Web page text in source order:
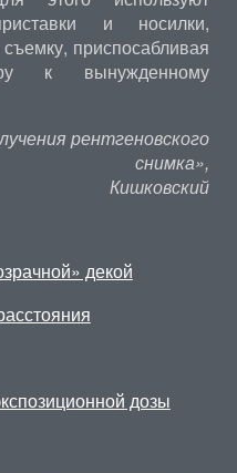
и носилки,
приспосабливая
к вынужденному
рентгеновского
снимка»,
Кишковский
декой
дозы